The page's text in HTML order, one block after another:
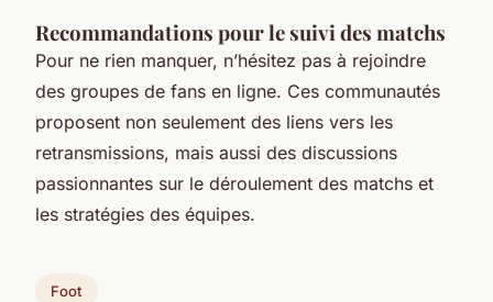
Recommandations pour le suivi des matchs
Pour ne rien manquer, n’hésitez pas à rejoindre
des groupes de fans en ligne. Ces communautés
proposent non seulement des liens vers les
retransmissions, mais aussi des discussions
passionnantes sur le déroulement des matchs et
les stratégies des équipes.
Foot